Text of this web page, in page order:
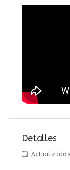
Detalles
Actualizado